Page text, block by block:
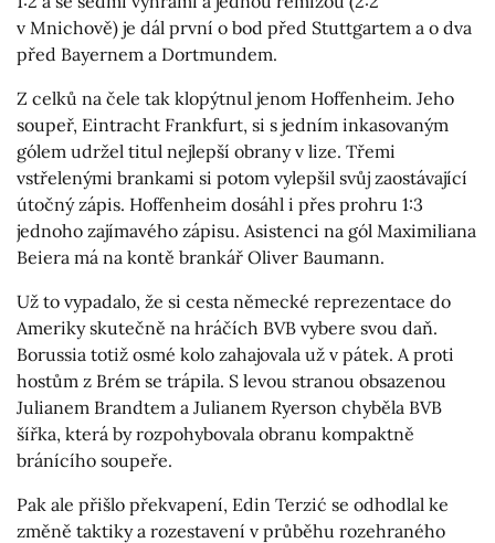
v Mnichově) je dál první o bod před Stuttgartem a o dva
před Bayernem a Dortmundem.
Z celků na čele tak klopýtnul jenom Hoffenheim. Jeho
soupeř, Eintracht Frankfurt, si s jedním inkasovaným
gólem udržel titul nejlepší obrany v lize. Třemi
vstřelenými brankami si potom vylepšil svůj zaostávající
útočný zápis. Hoffenheim dosáhl i přes prohru 1:3
jednoho zajímavého zápisu. Asistenci na gól Maximiliana
Beiera má na kontě brankář Oliver Baumann.
Už to vypadalo, že si cesta německé reprezentace do
Ameriky skutečně na hráčích BVB vybere svou daň.
Borussia totiž osmé kolo zahajovala už v pátek. A proti
hostům z Brém se trápila. S levou stranou obsazenou
Julianem Brandtem a Julianem Ryerson chyběla BVB
šířka, která by rozpohybovala obranu kompaktně
bránícího soupeře.
Pak ale přišlo překvapení, Edin Terzić se odhodlal ke
změně taktiky a rozestavení v průběhu rozehraného